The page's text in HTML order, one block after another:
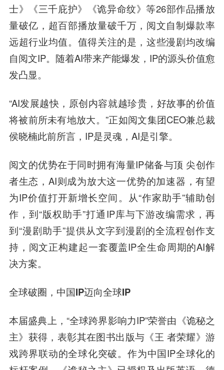
士》《三千庇护》《诡异命纹》等26部作品播放
量破亿，超百部播放量破千万，阅文自制爆款率
远超行业均值。值得关注的是，这些漫剧均改编
自阅文IP。随着AI带来产能爆发，IP的源头价值愈
发凸显。
“AI发展越快，原创内容就越珍贵，好故事的价值
将被前所未有地放大。”正如阅文集团CEO兼总裁
侯晓楠此前所言，IP是灵魂，AI是引擎。
阅文的优势在于同时拥有海量IP储备与顶 尖创作
者生态，AI则成为放大这一优势的加速器，有望
为IP价值打开新增长空间。从“作家助手”辅助创
作，到“版权助手”打通IP库与下游改编需求，再
到“漫剧助手”提供从文字到漫剧的全流程创作支
持，阅文正构建起一套覆盖IP全生命周期的AI解
决方案。
全球破圈，中国IP迈向全球IP
本届盛典上，“全球跨界影响力IP”荣誉由《诡秘之
主》获得，表彰其在图书出版与《王 者荣耀》游
戏跨界联动的全球化突破。作为中国IP全球化的